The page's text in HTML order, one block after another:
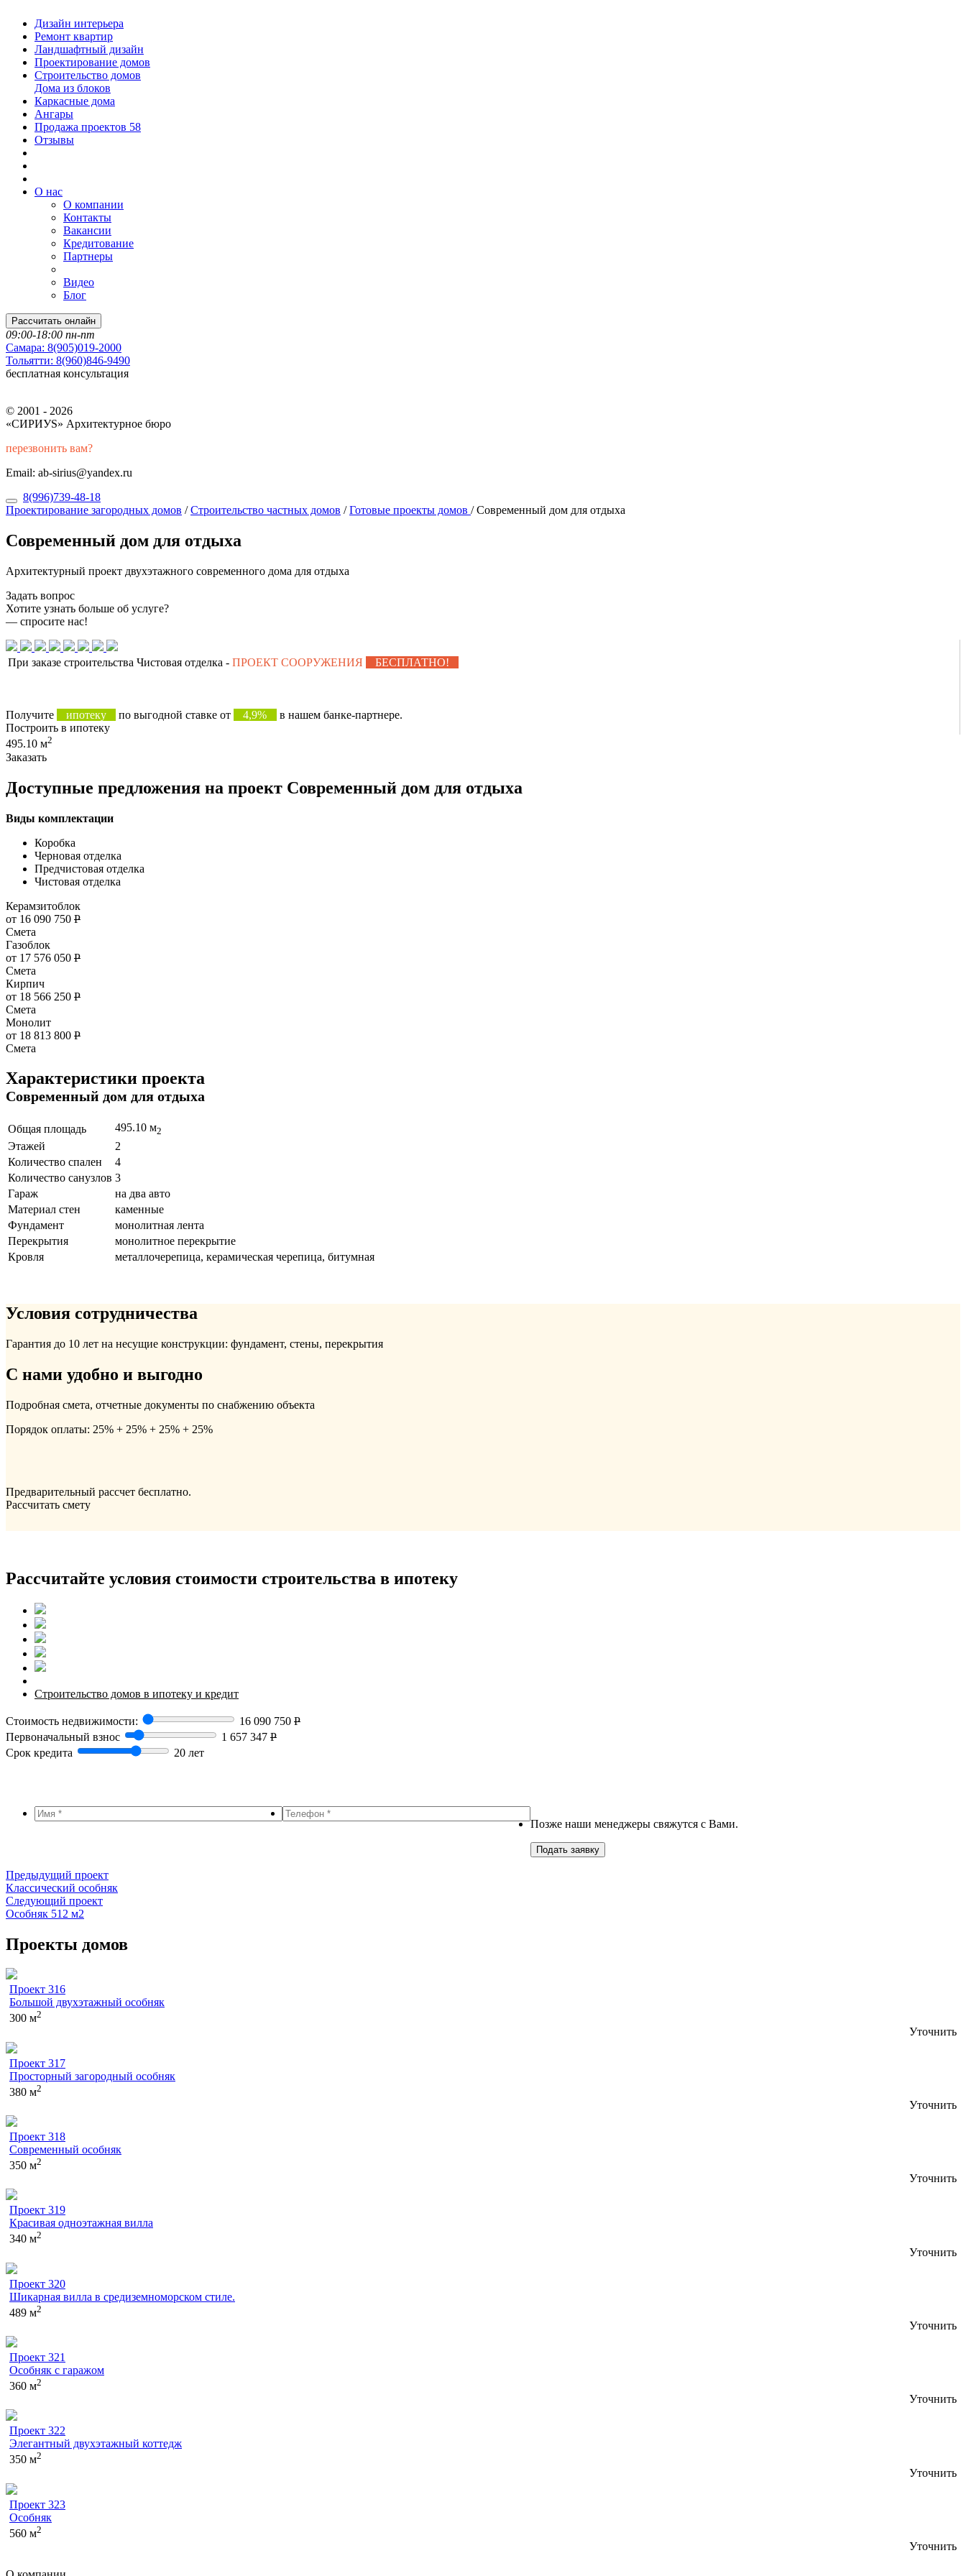
Дизайн интерьера
Ремонт квартир
Ландшафтный дизайн
Проектирование домов
Строительство домов
Дома из блоков
Каркасные дома
Ангары
Продажа проектов 58
Отзывы
О нас
О компании
Контакты
Вакансии
Кредитование
Партнеры
Видео
Блог
Рассчитать онлайн
09:00-18:00 пн-пт
Самара: 8(905)019-2000
Тольятти: 8(960)846-9490
бесплатная консультация
© 2001 - 2026
«СИРИУS» Архитектурное бюро
перезвонить вам?
Email: ab-sirius@yandex.ru
8(996)739-48-18
Проектирование загородных домов /Строительство частных домов /Готовые проекты домов /Современный дом для отдыха
Современный дом для отдыха
Архитектурный проект двухэтажного современного дома для отдыха
Задать вопрос
Хотите узнать больше об услуге?
— спросите нас!
При заказе строительства Чистовая отделка - ПРОЕКТ СООРУЖЕНИЯ БЕСПЛАТНО!
Получите ипотеку по выгодной ставке от 4,9%
в нашем банке-партнере.
Построить в ипотеку
495.10 м2
Заказать
Доступные предложения на проект Современный дом для отдыха
Виды комплектации
Коробка
Черновая отделка
Предчистовая отделка
Чистовая отделка
Керамзитоблок
от 16 090 750 Р
Смета
Газоблок
от 17 576 050 Р
Смета
Кирпич
от 18 566 250 Р
Смета
Монолит
от 18 813 800 Р
Смета
Характеристики проекта
Современный дом для отдыха
Общая площадь 495.10 м2
Этажей
2
Количество спален
4
Количество санузлов 3
Гараж
на два авто
Материал стен
каменные
Фундамент
монолитная лента
Перекрытия
монолитное перекрытие
Кровля
металлочерепица, керамическая черепица, битумная
Условия сотрудничества
Гарантия до 10 лет на несущие конструкции: фундамент, стены, перекрытия
С нами удобно и выгодно
Подробная смета, отчетные документы по снабжению объекта
Порядок оплаты: 25% + 25% + 25% + 25%
Предварительный рассчет бесплатно.
Рассчитать смету
Рассчитайте условия стоимости строительства в ипотеку
Строительство домов в ипотеку и кредит
Стоимость недвижимости: 16 090 750 Р
Первоначальный взнос
1 657 347 Р
Срок кредита
20 лет
Позже наши менеджеры свяжутся с Вами.
Подать заявку
Предыдущий проект
Классический особняк
Следующий проект
Особняк 512 м2
Проекты домов
Проект 316
Большой двухэтажный особняк
300 м2
Уточнить
Проект 317
Просторный загородный особняк
380 м2
Уточнить
Проект 318
Современный особняк
350 м2
Уточнить
Проект 319
Красивая одноэтажная вилла
340 м2
Уточнить
Проект 320
Шикарная вилла в средиземноморском стиле.
489 м2
Уточнить
Проект 321
Особняк с гаражом
360 м2
Уточнить
Проект 322
Элегантный двухэтажный коттедж
350 м2
Уточнить
Проект 323
Особняк
560 м2
Уточнить